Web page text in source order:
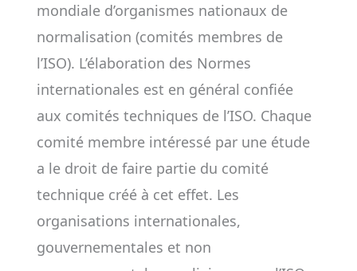
mondiale d’organismes nationaux de
normalisation (comités membres de
l’ISO). L’élaboration des Normes
internationales est en général confiée
aux comités techniques de l’ISO. Chaque
comité membre intéressé par une étude
a le droit de faire partie du comité
technique créé à cet effet. Les
organisations internationales,
gouvernementales et non